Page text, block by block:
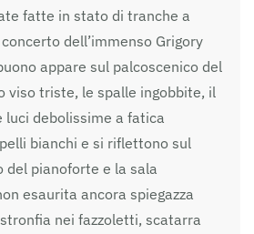
fatte in stato di tranche a
dell’immenso Grigory
appare sul palcoscenico del
viso triste, le spalle ingobbite, il
luci debolissime a fatica
bianchi e si riflettono sul
del pianoforte e la sala
esaurita ancora spiegazza
nei fazzoletti, scatarra